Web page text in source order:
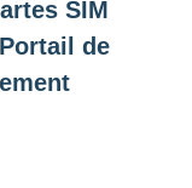
SIM
de